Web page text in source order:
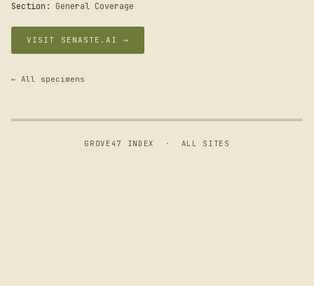
Section: General Coverage
VISIT SENASTE.AI →
← All specimens
GROVE47 INDEX · ALL SITES